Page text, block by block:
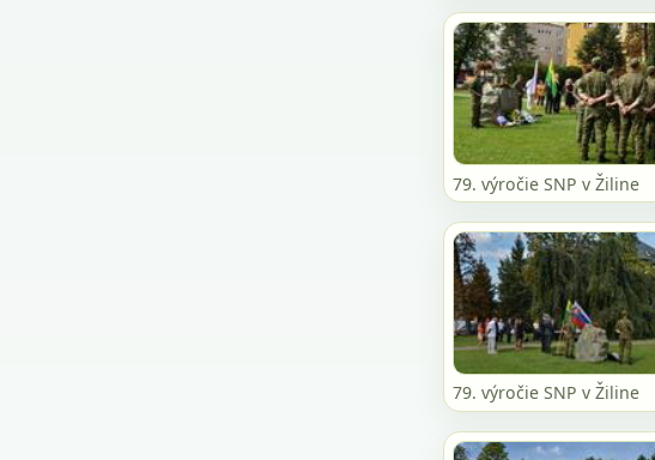
79. výročie SNP v Žiline
79. výročie SNP v Žiline